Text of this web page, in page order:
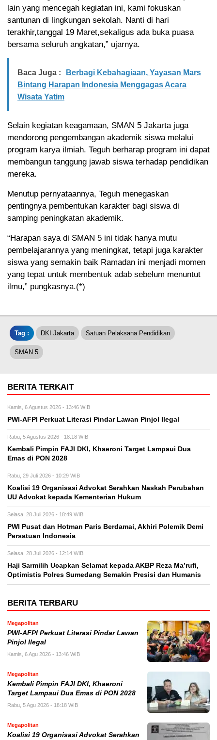
lain yang mencegah kegiatan ini, kami fokuskan
santunan di lingkungan sekolah. Nanti di hari
terakhir,tanggal 19 Maret,sekaligus ada buka puasa
bersama seluruh angkatan,” ujarnya.
Baca Juga :
Berbagi Kebahagiaan, Yayasan Mars
Bintang Harapan Indonesia Menggagas Acara
Wisata Yatim
Selain kegiatan keagamaan, SMAN 5 Jakarta juga
mendorong pengembangan akademik siswa melalui
program karya ilmiah. Teguh berharap program ini dapat
membangun tanggung jawab siswa terhadap pendidikan
mereka.
Menutup pernyataannya, Teguh menegaskan
pentingnya pembentukan karakter bagi siswa di
samping peningkatan akademik.
“Harapan saya di SMAN 5 ini tidak hanya mutu
pembelajarannya yang meningkat, tetapi juga karakter
siswa yang semakin baik Ramadan ini menjadi momen
yang tepat untuk membentuk adab sebelum menuntut
ilmu,” pungkasnya.(*)
Tag : DKI Jakarta Satuan Pelaksana Pendidikan
SMAN 5
BERITA TERKAIT
Kamis, 6 Agustus 2026 - 13:46 WIB
PWI-AFPI Perkuat Literasi Pindar Lawan Pinjol Ilegal
Rabu, 5 Agustus 2026 - 18:18 WIB
Kembali Pimpin FAJI DKI, Khaeroni Target Lampaui Dua
Emas di PON 2028
Rabu, 29 Juli 2026 - 10:29 WIB
Koalisi 19 Organisasi Advokat Serahkan Naskah Perubahan
UU Advokat kepada Kementerian Hukum
Selasa, 28 Juli 2026 - 18:49 WIB
PWI Pusat dan Hotman Paris Berdamai, Akhiri Polemik Demi
Persatuan Indonesia
Selasa, 28 Juli 2026 - 12:14 WIB
Haji Sarmilih Ucapkan Selamat kepada AKBP Reza Ma’rufi,
Optimistis Polres Sumedang Semakin Presisi dan Humanis
BERITA TERBARU
Megapolitan
PWI-AFPI Perkuat Literasi Pindar Lawan
Pinjol Ilegal
Kamis, 6 Agu 2026 - 13:46 WIB
Megapolitan
Kembali Pimpin FAJI DKI, Khaeroni
Target Lampaui Dua Emas di PON 2028
Rabu, 5 Agu 2026 - 18:18 WIB
Megapolitan
Koalisi 19 Organisasi Advokat Serahkan